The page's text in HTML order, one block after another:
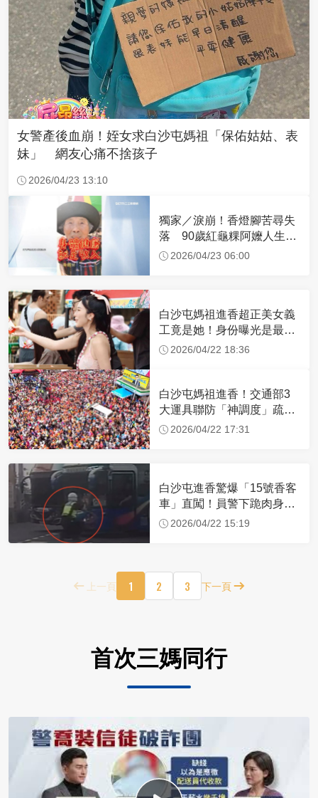
女警產後血崩！姪女求白沙屯媽祖「保佑姑姑、表
妹」 網友心痛不捨孩子
2026/04/23 13:10
獨家／淚崩！香燈腳苦尋失
落 90歲紅龜粿阿嬤人生謝
幕2026/04/23 06:00
白沙屯媽祖進香超正美女義
工竟是她！身份曝光是最美
禮生 一輩子不結婚
2026/04/22 18:36
白沙屯媽祖進香！交通部3
大運具聯防「神調度」疏運
32.1萬創新高
2026/04/22 17:31
白沙屯進香驚爆「15號香客
車」直闖！員警下跪肉身擋
車：讓行人先過
2026/04/22 15:19
上一頁 1 2 3 下一頁
首次三媽同行